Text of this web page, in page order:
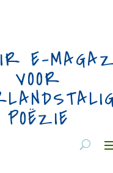
E-
VOOR
POËZIE